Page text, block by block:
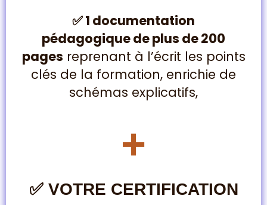
✅1 documentation
pédagogique de plus de 200
pages reprenant à l’écrit les points
clés de la formation, enrichie de
schémas explicatifs,
+
✅ VOTRE CERTIFICATION